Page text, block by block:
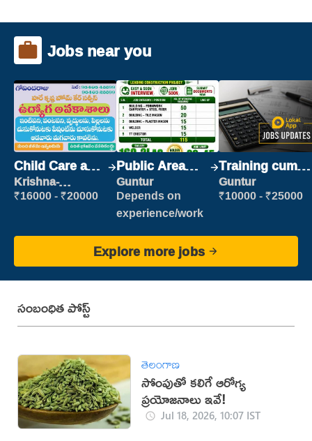
Jobs near you
Child Care and
Patient care
Krishna-
vijayawada
₹16000 - ₹20000
Public Area
Cleaner
Guntur
Depends on
experience/work
Training cum
Placement
Guntur
₹10000 - ₹25000
Explore more jobs
సంబంధిత పోస్ట్
తెలంగాణ
సోంపుతో కలిగే ఆరోగ్య
ప్రయోజనాలు ఇవే!
Jul 18, 2026, 10:07 IST